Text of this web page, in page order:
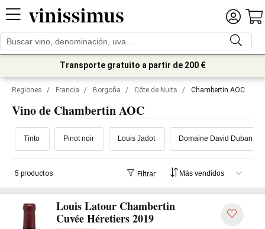
Transporte gratuito a partir de 200 €
Regiones / Francia / Borgoña / Côte de Nuits / Chambertin AOC
Vino de Chambertin AOC
Tinto Pinot noir Louis Jadot Domaine David Duband
5 productos Filtrar
Louis Latour Chambertin
Cuvée Héretiers 2019